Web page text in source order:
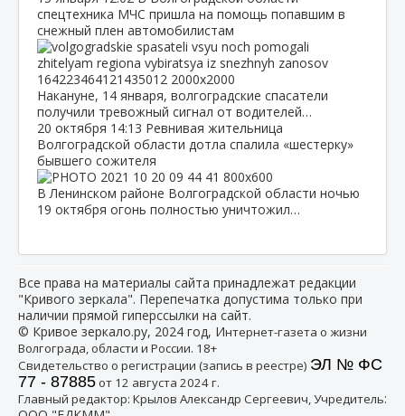
спецтехника МЧС пришла на помощь попавшим в
снежный плен автомобилистам
Накануне, 14 января, волгоградские спасатели
получили тревожный сигнал от водителей…
20 октября 14:13 Ревнивая жительница
Волгоградской области дотла спалила «шестерку»
бывшего сожителя
В Ленинском районе Волгоградской области ночью
19 октября огонь полностью уничтожил…
Все права на материалы сайта принадлежат редакции
"Кривого зеркала". Перепечатка допустима только при
наличии прямой гиперссылки на сайт.
© Кривое зеркало.ру, 2024 год, Интернет-газета о жизни
Волгограда, области и России. 18+
Свидетельство о регистрации (запись в реестре) ЭЛ № ФС
77 - 87885от 12 августа 2024 г.
Главный редактор: Крылов Александр Сергеевич, Учредитель: